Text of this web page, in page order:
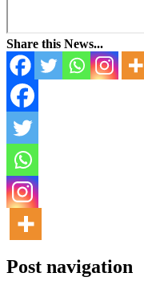
Share this News...
Post navigation